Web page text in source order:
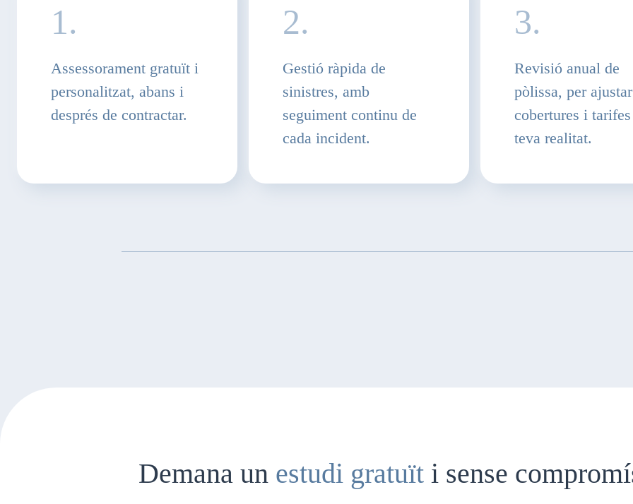
1.
Assessorament gratuït i
personalitzat, abans i
després de contractar.
2.
Gestió ràpida de
sinistres, amb
seguiment continu de
cada incident.
3.
Revisió anual de
pòlissa, per ajustar
cobertures i
teva realitat.
Demana un estudi gratuït i sense